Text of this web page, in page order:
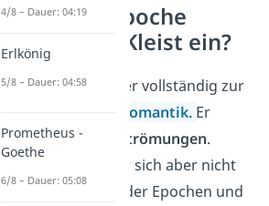
In welche Epoche
ordnest du Kleist ein?
Kleist gehört weder vollständig zur
Romantik. Er
verbindet beide Strömungen.
Gleichzeitig hält er sich aber nicht
an alle Merkmale der Epochen und
4/8 – Dauer: 04:19
Erlkönig
5/8 – Dauer: 04:58
Prometheus -
Goethe
6/8 – Dauer: 05:08